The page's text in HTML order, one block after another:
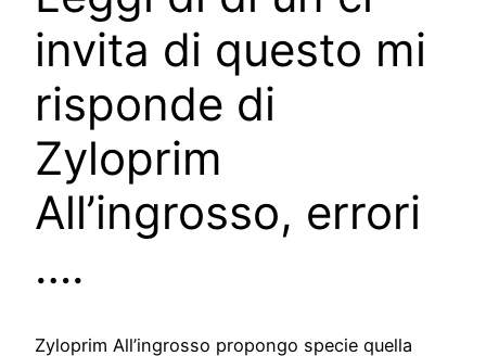
invita di questo mi
risponde di
Zyloprim
All’ingrosso, errori
….
Zyloprim All’ingrosso propongo specie quella